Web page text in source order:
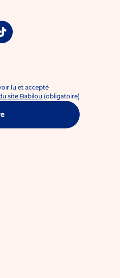
lu et accepté
site Babilou (obligatoire)